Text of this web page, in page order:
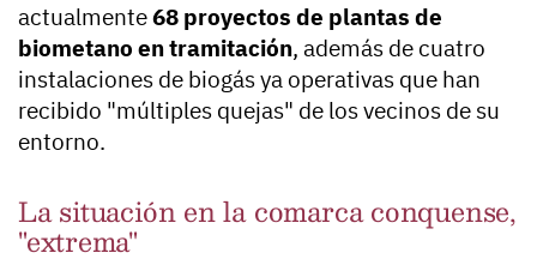
actualmente68 proyectos de plantas de
biometano en tramitación, además de cuatro
instalaciones de biogás ya operativas que han
recibido "múltiples quejas" de los vecinos de su
entorno.
La situación en la comarca conquense,
"extrema"